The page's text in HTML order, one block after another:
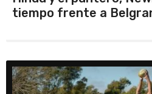
tiempo frente a